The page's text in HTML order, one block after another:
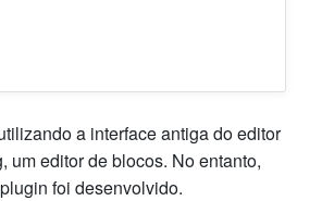
a interface antiga do editor
um editor de blocos. No entanto,
foi desenvolvido.